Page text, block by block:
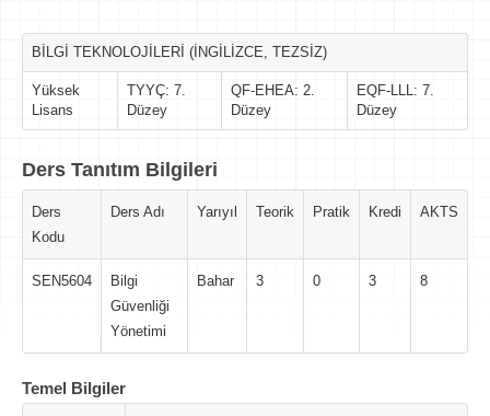
BİLGİ TEKNOLOJİLERİ (İNGİLİZCE, TEZSİZ)
Yüksek
Lisans
TYYÇ: 7.
Düzey
QF-EHEA: 2.
Düzey
EQF-LLL: 7.
Düzey
Ders Tanıtım Bilgileri
Ders
Kodu
Ders Adı Yarıyıl Teorik Pratik Kredi AKTS
SEN5604
Bilgi
Güvenliği
Yönetimi
Bahar 3 0 3 8
Temel Bilgiler